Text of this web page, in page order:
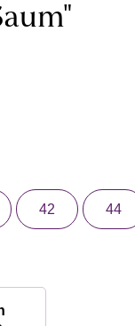
42 44